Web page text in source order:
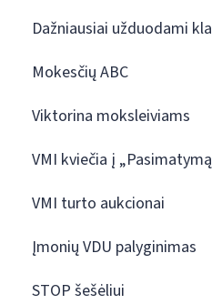
Dažniausiai užduodami
Mokesčių ABC
Viktorina moksleiviams
VMI kviečia į
VMI turto aukcionai
Įmonių VDU palyginimas
STOP šešėliui